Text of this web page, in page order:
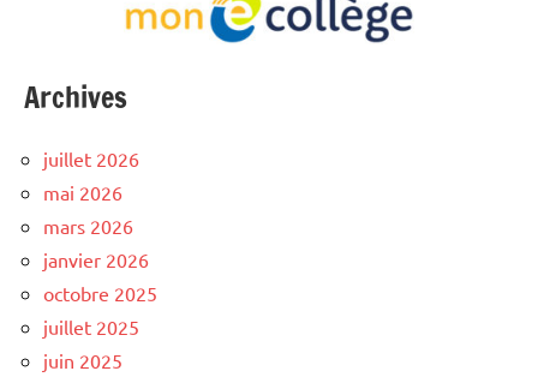
Archives
juillet 2026
mai 2026
mars 2026
janvier 2026
octobre 2025
juillet 2025
juin 2025